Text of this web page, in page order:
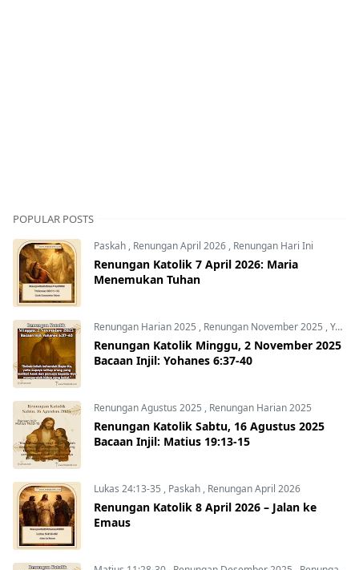
POPULAR POSTS
Paskah , Renungan April 2026 , Renungan Hari Ini
Renungan Katolik 7 April 2026: Maria
Menemukan Tuhan
Renungan Harian 2025 , Renungan November 2025 ,Yohanes 6:37-40
Renungan Katolik Minggu, 2 November 2025
Bacaan Injil: Yohanes 6:37-40
Renungan Agustus 2025 , Renungan Harian 2025
Renungan Katolik Sabtu, 16 Agustus 2025
Bacaan Injil: Matius 19:13-15
Lukas 24:13-35 , Paskah , Renungan April 2026
Renungan Katolik 8 April 2026 – Jalan ke
Emaus